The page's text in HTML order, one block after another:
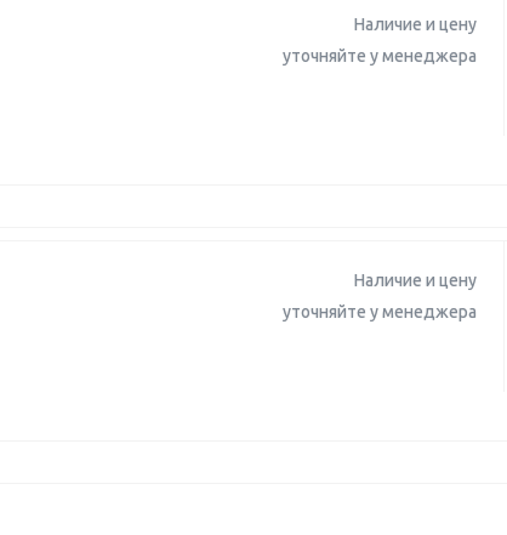
Наличие и цену
уточняйте у менеджера
Наличие и цену
уточняйте у менеджера